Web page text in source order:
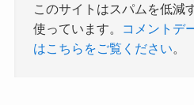
このサイトはスパムを低減
使っています。
コメントデ
はこちらをご覧ください。